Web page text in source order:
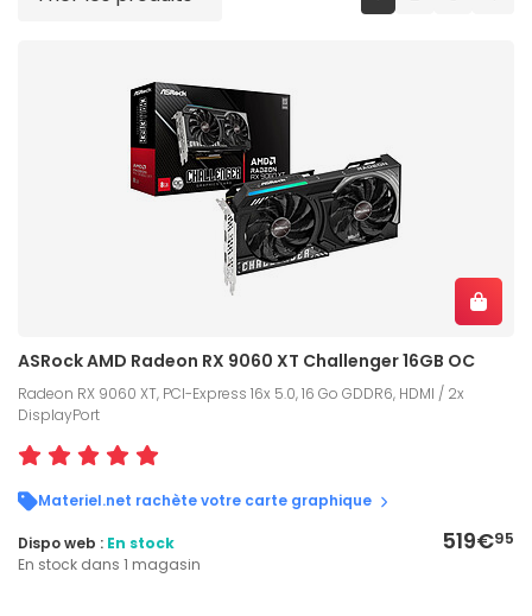
ASRock AMD Radeon RX 9060 XT Challenger 16GB OC
Radeon RX 9060 XT, PCI-Express 16x 5.0, 16 Go GDDR6, HDMI / 2x
DisplayPort
Materiel.net rachète votre carte graphique
519€95
Dispo web : En stock
En stock dans 1 magasin